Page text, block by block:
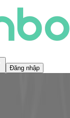
Đăng nhập